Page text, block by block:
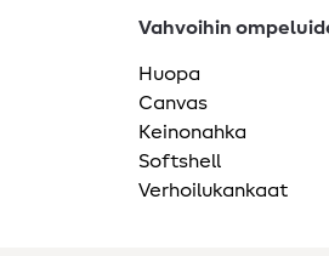
Vahvoihin
Huopa
Canvas
Keinonahka
Softshell
Verhoilukankaat